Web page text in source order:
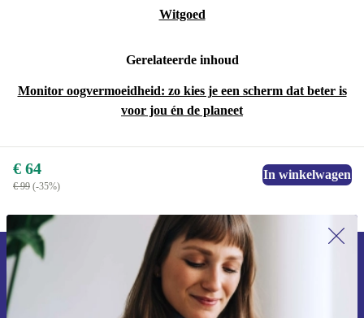
Witgoed
Gerelateerde inhoud
Monitor oogvermoeidheid: zo kies je een scherm dat beter is
voor jou én de planeet
€ 64
€ 99 (-35%)
In winkelwagen
Meld je aan voor onze nieuwsbrief en
ontvang €15 korting!
Mis nooit meer een aanbieding.